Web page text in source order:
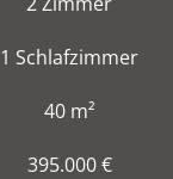
1 Schlafzimmer
40 m²
395.000 €